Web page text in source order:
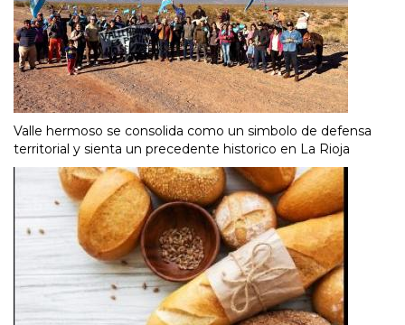
Valle hermoso se consolida como un simbolo de defensa
territorial y sienta un precedente historico en La Rioja